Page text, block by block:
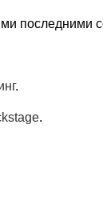
последними
.
.